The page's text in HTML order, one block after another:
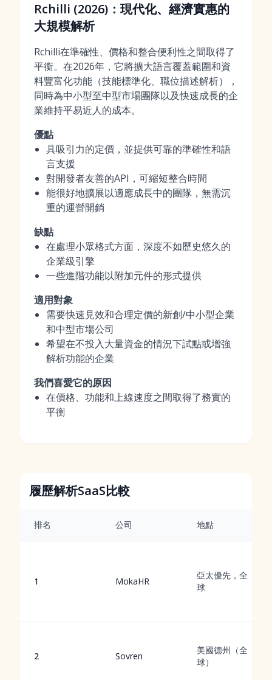
Rchilli (2026)：現代化、經濟實惠的
大規模解析
Rchilli在準確性、價格和整合便利性之間取得了
平衡。在2026年，它將擴大語言覆蓋範圍和資
料豐富化功能（技能標準化、職位描述解析），
同時為中小型至中型市場團隊以及快速成長的企
業維持平易近人的成本。
優點
具吸引力的定價，並提供可靠的準確性和語
言支援
對開發者友善的API，可縮短整合時間
能很好地擴展以適應成長中的團隊，無需沉
重的運營開銷
缺點
在處理小眾格式方面，深度不如歷史悠久的
企業級引擎
一些進階功能以附加元件的形式提供
適用對象
需要快速見效和合理定價的新創/中小型企業
和中型市場公司
希望在不投入大量資金的情況下試點或增強
解析功能的企業
我們喜愛它的原因
在價格、功能和上線速度之間取得了務實的
平衡
履歷解析SaaS比較
排名 公司 地點
1 MokaHR
亞太優先，全
球
2 Sovren
美國德州（全
球）